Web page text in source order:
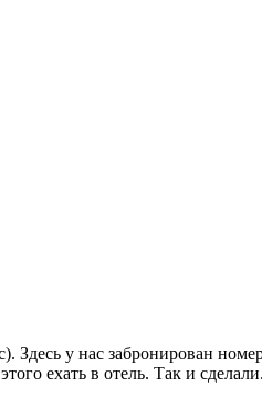
у нас забронирован
ехать в отель. Так и сделали.